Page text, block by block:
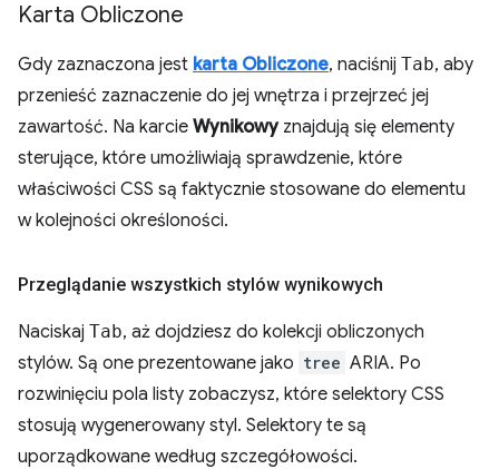
Karta Obliczone
Gdy zaznaczona jest karta Obliczone, naciśnij Tab, aby
przenieść zaznaczenie do jej wnętrza i przejrzeć jej
zawartość. Na karcie Wynikowyznajdują się elementy
sterujące, które umożliwiają sprawdzenie, które
właściwości CSS są faktycznie stosowane do elementu
w kolejności określoności.
Przeglądanie wszystkich stylów wynikowych
Naciskaj Tab, aż dojdziesz do kolekcji obliczonych
stylów. Są one prezentowane jako tree ARIA. Po
rozwinięciu pola listy zobaczysz, które selektory CSS
stosują wygenerowany styl. Selektory te są
uporządkowane według szczegółowości.